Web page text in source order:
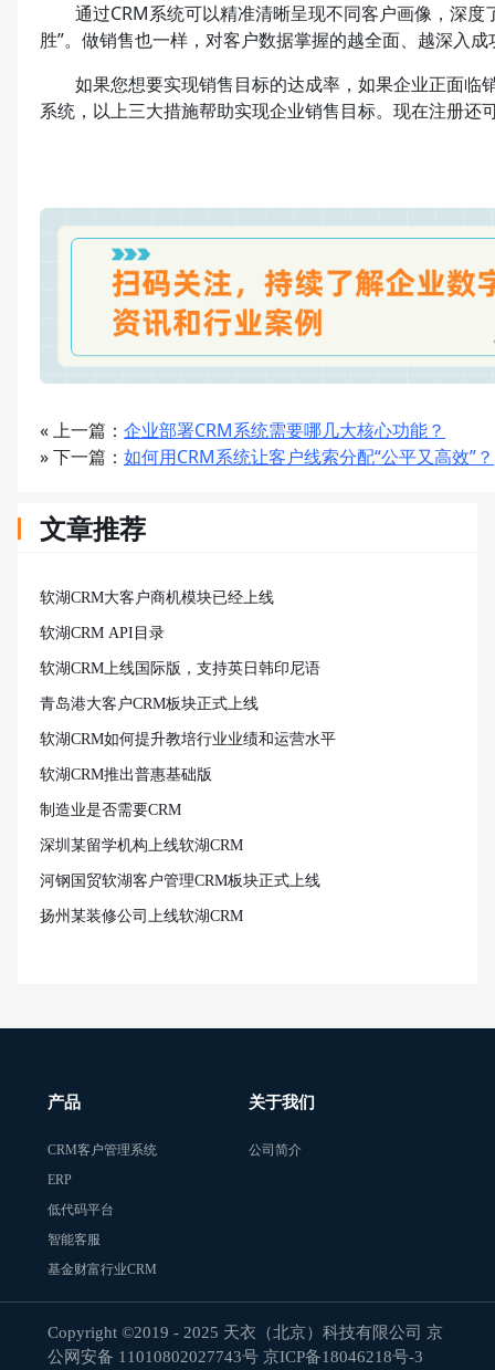
通过CRM系统可以精准清晰呈现不同客户画像，深度
胜”。做销售也一样，对客户数据掌握的越全面、越深入
如果您想要实现销售目标的达成率，如果企业正面临
系统，以上三大措施帮助实现企业销售目标。现在注册还
« 上一篇： 企业部署CRM系统需要哪几大核心功能？
» 下一篇： 如何用CRM系统让客户线索分配“公平又高效”？
文章推荐
软湖CRM大客户商机模块已经上线
软湖CRM API目录
软湖CRM上线国际版，支持英日韩印尼语
青岛港大客户CRM板块正式上线
软湖CRM如何提升教培行业业绩和运营水平
软湖CRM推出普惠基础版
制造业是否需要CRM
深圳某留学机构上线软湖CRM
河钢国贸软湖客户管理CRM板块正式上线
扬州某装修公司上线软湖CRM
产品
CRM客户管理系统
ERP
低代码平台
智能客服
基金财富行业CRM
关于我们
公司简介
Copyright ©2019 - 2025 天衣（北京）科技有限公司 京
公网安备 11010802027743号 京ICP备18046218号-3